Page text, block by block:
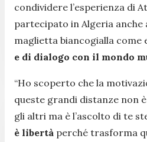
condividere l’esperienza di
partecipato in Algeria anche
maglietta biancogialla come
e di dialogo con il mondo
“Ho scoperto che la
queste grandi distanze non
gli altri ma è l’ascolto di te
è libertà perché trasforma